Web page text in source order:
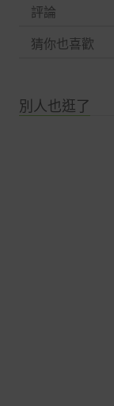
評論
猜你也喜歡
別人也逛了